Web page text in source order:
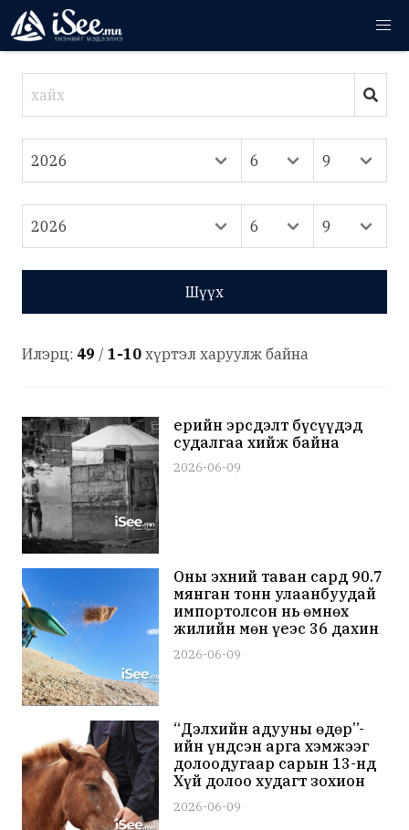
Шүүх
Илэрц: 49 / 1-10 хүртэл харуулж байна
Үерийн эрсдэлт бүсүүдэд
судалгаа хийж байна
2026-06-09
Оны эхний таван сард 90.7
мянган тонн улаанбуудай
импортолсон нь өмнөх
жилийн мөн үеэс 36 дахин
өссөн дүн болов
2026-06-09
“Дэлхийн адууны өдөр”-
ийн үндсэн арга хэмжээг
долоодугаар сарын 13-нд
Хүй долоо худагт зохион
байгуулна
2026-06-09